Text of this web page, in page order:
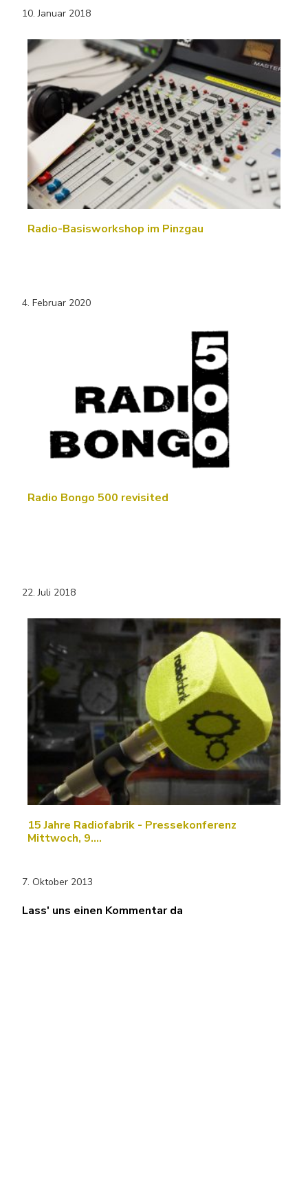
10. Januar 2018
Radio-Basisworkshop im Pinzgau
4. Februar 2020
Radio Bongo 500 revisited
22. Juli 2018
15 Jahre Radiofabrik - Pressekonferenz
Mittwoch, 9.…
7. Oktober 2013
Lass' uns einen Kommentar da